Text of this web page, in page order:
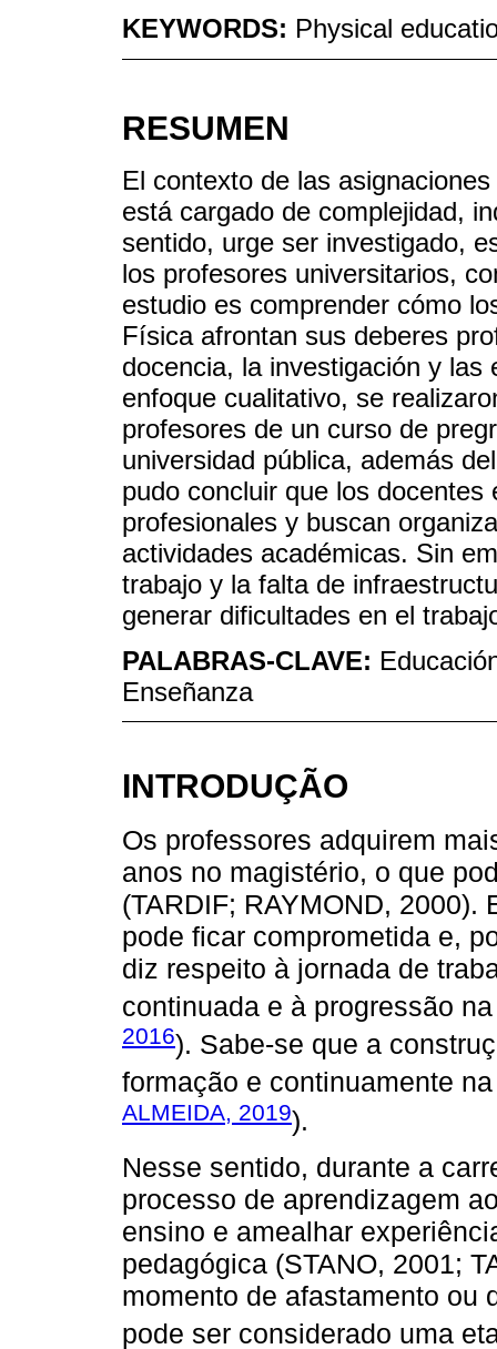
KEYWORDS: Physical
RESUMEN
El contexto de las
está cargado de complejidad,
sentido, urge ser investigado,
los profesores universitarios,
estudio es comprender cómo
Física afrontan sus deberes
docencia, la investigación y
enfoque cualitativo, se
profesores de un curso de
universidad pública, además
pudo concluir que los
profesionales y buscan
actividades académicas. Sin
trabajo y la falta de
generar dificultades en el
PALABRAS-CLAVE:
Enseñanza
INTRODUÇÃO
Os professores adquirem
anos no magistério, o que
(TARDIF; RAYMOND,
pode ficar comprometida e,
diz respeito à jornada de
continuada e à progressão
2016). Sabe-se que a
formação e continuamente
ALMEIDA, 2019).
Nesse sentido, durante a
processo de aprendizagem
ensino e amealhar
pedagógica (STANO, 2001;
momento de afastamento ou
pode ser considerado uma